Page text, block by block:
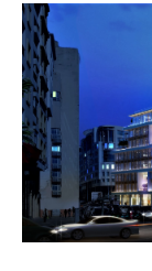
Jeux
Chine
Pays